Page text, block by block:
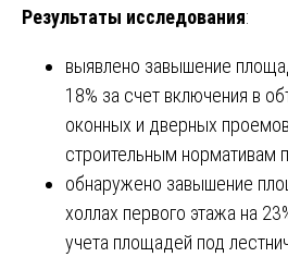
Результаты исследования:
выявлено завышение
18% за счет включения в
оконных и дверных
строительным нормативам
обнаружено завышение
холлах первого этажа на
учета площадей под